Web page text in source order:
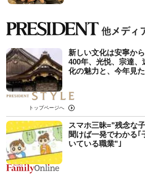
新しい文化は安寧か
400年、光悦、宗達
化の魅力と、今年見
トップページへ
スマホ三昧="残念な
聞けば一発でわかる
いている職業"｣